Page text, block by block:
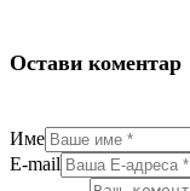
Остави коментар
Име
E-mail